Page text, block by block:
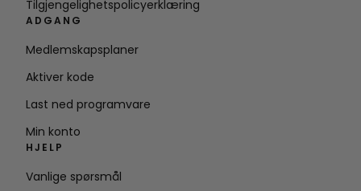
Tilgjengelighetspolicyerklæring
ADGANG
Medlemskapsplaner
Aktiver kode
Last ned programvare
Min konto
HJELP
Vanlige spørsmål